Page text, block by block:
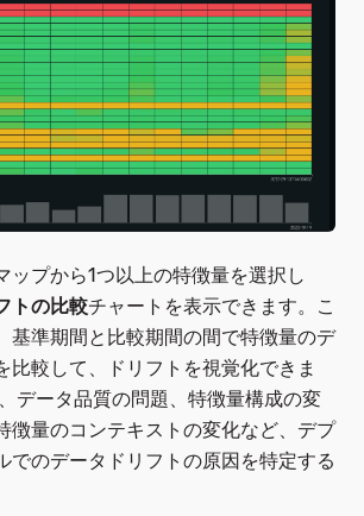
ップから1つ以上の特徴量を選択し
トの比較チャートを表示できます。こ
基準期間と比較期間の間で特徴量のデ
比較して、ドリフトを視覚化できま
データ品質の問題、特徴量構成の変
徴量のコンテキストの変化など、デプ
でのデータドリフトの原因を特定する